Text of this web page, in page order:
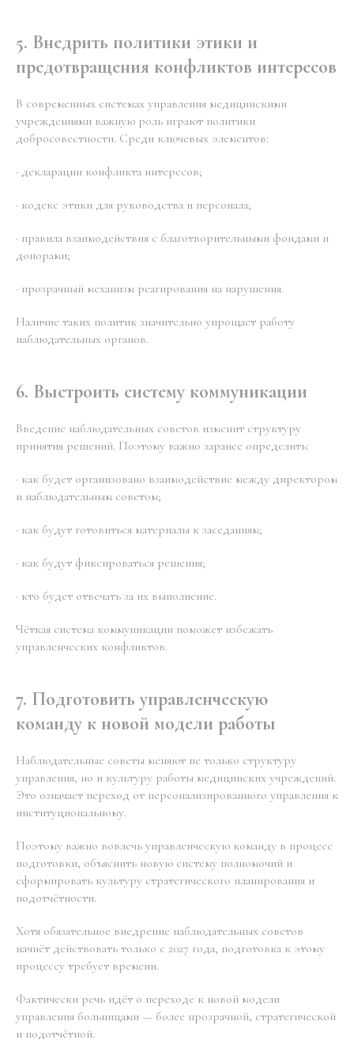
5. Внедрить политики этики и
предотвращения конфликтов интересов
В современных системах управления медицинскими
учреждениями важную роль играют политики
добросовестности. Среди ключевых элементов:
· декларации конфликта интересов;
· кодекс этики для руководства и персонала;
· правила взаимодействия с благотворительными фондами и
донорами;
· прозрачный механизм реагирования на нарушения.
Наличие таких политик значительно упрощает работу
наблюдательных органов.
6. Выстроить систему коммуникации
Введение наблюдательных советов изменит структуру
принятия решений. Поэтому важно заранее определить:
· как будет организовано взаимодействие между директором
и наблюдательным советом;
· как будут готовиться материалы к заседаниям;
· как будут фиксироваться решения;
· кто будет отвечать за их выполнение.
Чёткая система коммуникации поможет избежать
управленческих конфликтов.
7. Подготовить управленческую
команду к новой модели работы
Наблюдательные советы меняют не только структуру
управления, но и культуру работы медицинских учреждений.
Это означает переход от персонализированного управления к
институциональному.
Поэтому важно вовлечь управленческую команду в процесс
подготовки, объяснить новую систему полномочий и
сформировать культуру стратегического планирования и
подотчётности.
Хотя обязательное внедрение наблюдательных советов
начнёт действовать только с 2027 года, подготовка к этому
процессу требует времени.
Фактически речь идёт о переходе к новой модели
управления больницами — более прозрачной, стратегической
и подотчётной.